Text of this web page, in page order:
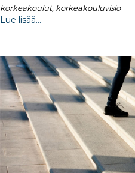
korkeakoulut, korkeakouluvisio
Lue lisää...